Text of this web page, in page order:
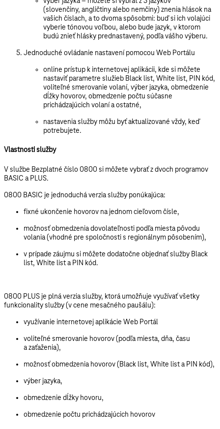
(slovenčiny, angličtiny alebo nemčiny) znenia hlások na
vašich číslach, a to dvoma spôsobmi: buď si ich volajúci
vyberie tónovou voľbou, alebo bude jazyk, v ktorom
budú znieť hlásky prednastavený, podľa vášho výberu.
Jednoduché ovládanie nastavení pomocou Web Portálu
online prístup k internetovej aplikácii, kde si môžete
nastaviť parametre služieb Black list, White list, PIN kód,
voliteľné smerovanie volaní, výber jazyka, obmedzenie
dĺžky hovorov, obmedzenie počtu súčasne
prichádzajúcich volaní a ostatné,
nastavenia služby môžu byť aktualizované vždy, keď
potrebujete.
Vlastnosti služby
V službe Bezplatné číslo 0800 si môžete vybrať z dvoch programov
BASIC a PLUS.
0800 BASIC je jednoduchá verzia služby ponúkajúca:
fixné ukončenie hovorov na jednom cieľovom čísle,
možnosť obmedzenia dovolateľnosti podľa miesta pôvodu
volania (vhodné pre spoločnosti s regionálnym pôsobením),
v prípade záujmu si môžete dodatočne objednať služby Black
list, White list a PIN kód.
0800 PLUS je plná verzia služby, ktorá umožňuje využívať všetky
funkcionality služby (v cene mesačného paušálu):
využívanie internetovej aplikácie Web Portál
voliteľné smerovanie hovorov (podľa miesta, dňa, času
a zaťaženia),
možnosť obmedzenia hovorov (Black list, White list a PIN kód),
výber jazyka,
obmedzenie dĺžky hovoru,
obmedzenie počtu prichádzajúcich hovorov